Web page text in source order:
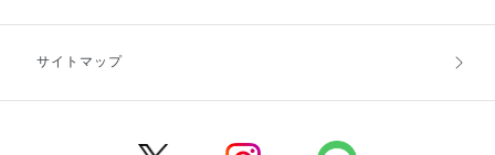
キャンセル・返品・交換
サイトマップ